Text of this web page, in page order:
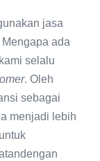
jasa
ada
selalu
. Oleh
sebagai
menjadi lebih